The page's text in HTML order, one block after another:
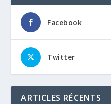
Facebook
Twitter
ARTICLES RÉCENTS